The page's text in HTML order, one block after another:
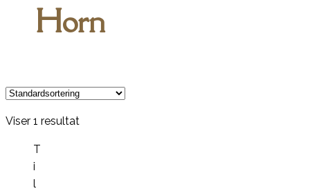
Horn
Viser 1 resultat
T
i
l